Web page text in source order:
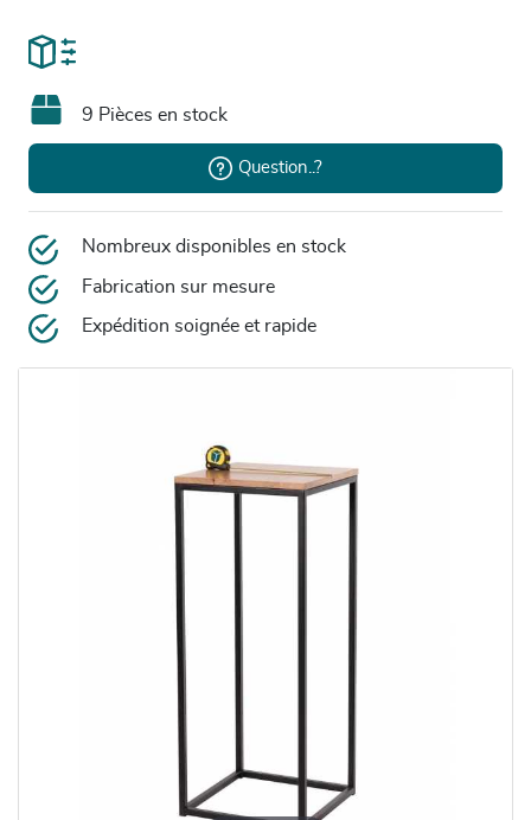
9 Pièces en stock
Question..?
Nombreux disponibles en stock
Fabrication sur mesure
Expédition soignée et rapide